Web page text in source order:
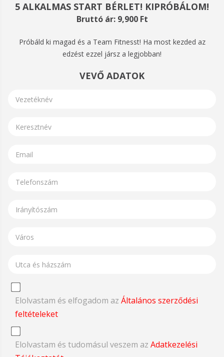
5 ALKALMAS START BÉRLET! KIPRÓBÁLOM!
Bruttó ár: 9,900 Ft
Próbáld ki magad és a Team Fitnesst! Ha most kezded az
edzést ezzel jársz a legjobban!
VEVŐ ADATOK
Elolvastam és elfogadom az Általános szerződési
feltételeket
Elolvastam és tudomásul veszem az Adatkezelési